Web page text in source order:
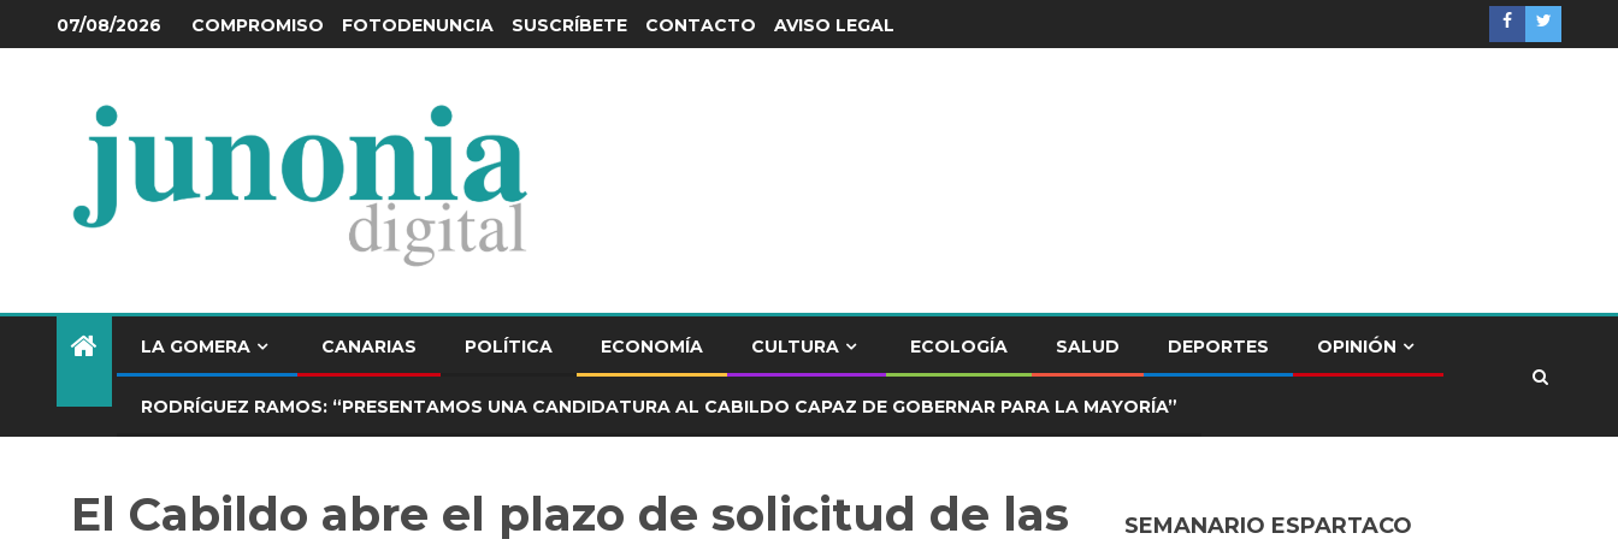
07/08/2026 COMPROMISO FOTODENUNCIA SUSCRÍBETE CONTACTO AVISO LEGAL
LA GOMERA CANARIAS POLÍTICA ECONOMÍA CULTURA ECOLOGÍA SALUD DEPORTES OPINIÓN
RODRÍGUEZ RAMOS: “PRESENTAMOS UNA CANDIDATURA AL CABILDO CAPAZ DE GOBERNAR PARA LA MAYORÍA”
El Cabildo abre el plazo de solicitud de las
SEMANARIO ESPARTACO